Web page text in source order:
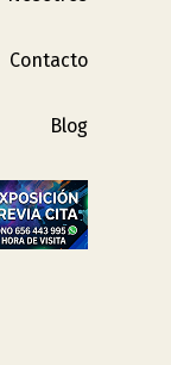
Contacto
Blog